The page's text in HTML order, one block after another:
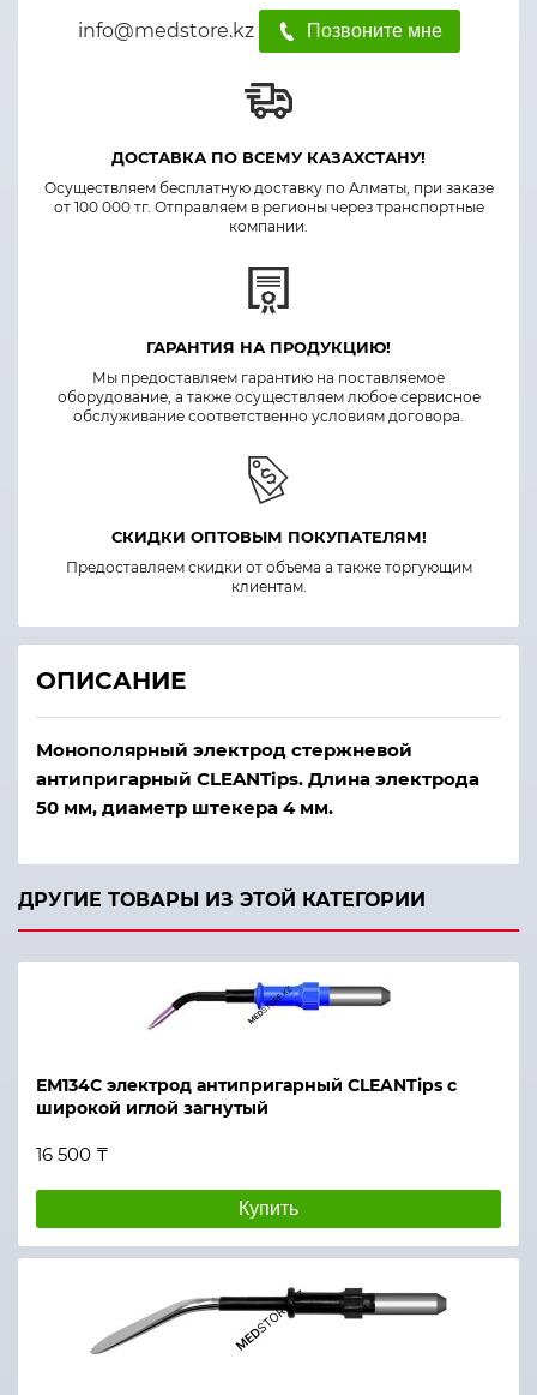
info@medstore.kz Позвоните мне
ДОСТАВКА ПО ВСЕМУ КАЗАХСТАНУ!
Осуществляем бесплатную доставку по Алматы, при заказе
от 100 000 тг. Отправляем в регионы через транспортные
компании.
ГАРАНТИЯ НА ПРОДУКЦИЮ!
Мы предоставляем гарантию на поставляемое
оборудование, а также осуществляем любое сервисное
обслуживание соответственно условиям договора.
СКИДКИ ОПТОВЫМ ПОКУПАТЕЛЯМ!
Предоставляем скидки от объема а также торгующим
клиентам.
ОПИСАНИЕ
Монополярный электрод стержневой
антипригарный CLEANTips. Длина электрода
50 мм, диаметр штекера 4 мм.
ДРУГИЕ ТОВАРЫ ИЗ ЭТОЙ КАТЕГОРИИ
ЕМ134С электрод антипригарный CLEANTips с
широкой иглой загнутый
16 500 ₸
Купить